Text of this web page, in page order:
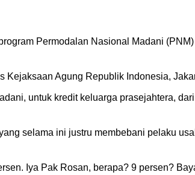
Permodalan Nasional Madani
Agung Republik Indonesia,
untuk kredit keluarga prasejahtera,
selama ini justru membebani pelaku
Iya Pak Rosan, berapa? 9 persen?